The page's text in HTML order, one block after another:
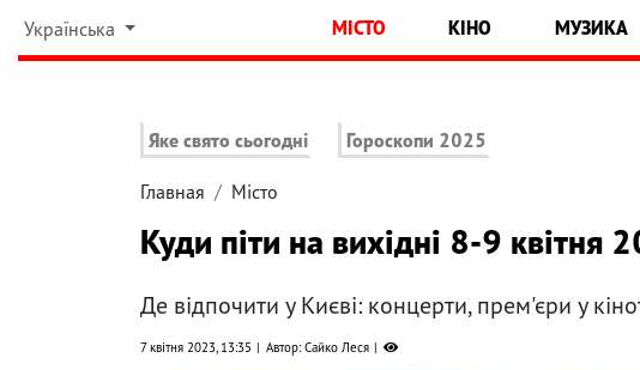
Українська МІСТО КІНО МУЗИКА
Яке свято сьогодні Гороскопи 2025
Главная Місто
Куди піти на вихідні 8-9 квітня
Де відпочити у Києві: концерти, прем'єри у
7 квітня 2023, 13:35 Автор: Сайко Леся